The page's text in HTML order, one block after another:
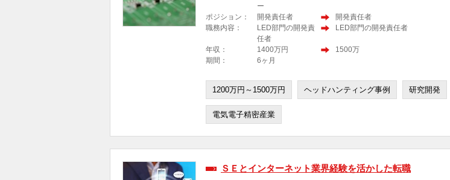
ー
ポジション： 開発責任者
開発責任者
職務内容：
LED部門の開発責
任者
LED部門の開発責任者
年収： 1400万円
1500万
期間：
6ヶ月
1200万円～1500万円 ヘッドハンティング事例 研究開発
電気電子精密産業
ＳＥとインターネット業界経験を活かした転職